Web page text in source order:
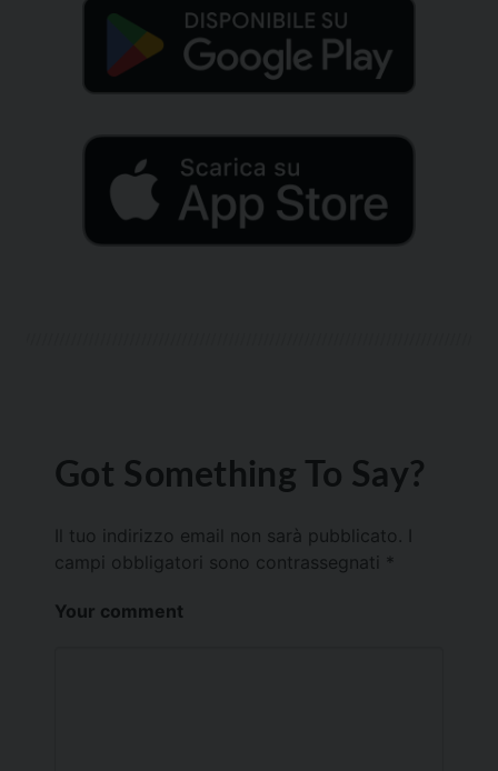
Got Something To Say?
Il tuo indirizzo email non sarà pubblicato.
campi obbligatori sono contrassegnati *
Your comment